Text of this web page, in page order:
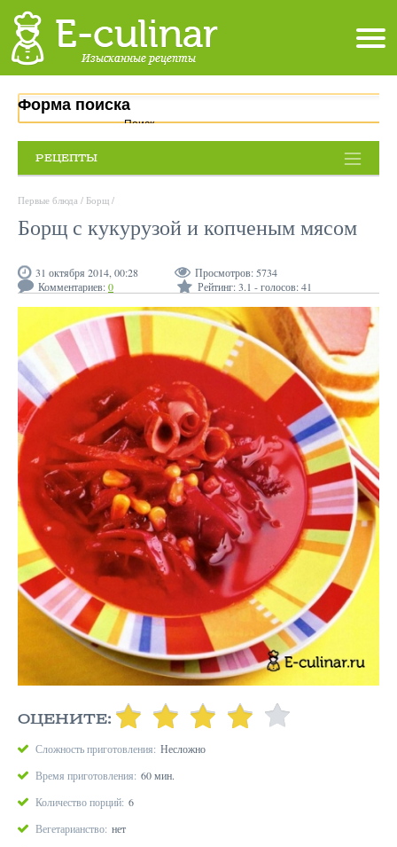
Форма поиска
Поиск
РЕЦЕПТЫ
Первые блюда / Борщ /
Борщ с кукурузой и копченым мясом
31 октября 2014, 00:28 Просмотров: 5734
Комментариев:0 Рейтинг:3.1 - голосов:41
ОЦЕНИТЕ:
Сложность приготовления: Несложно
Время приготовления: 60 мин.
Количество порций: 6
Вегетарианство: нет